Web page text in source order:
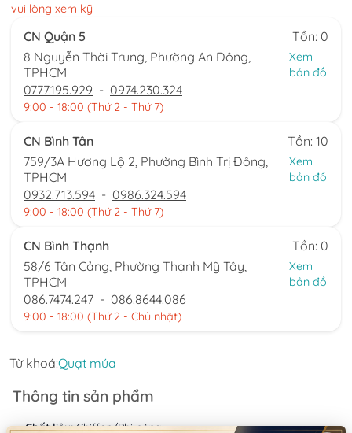
vui lòng xem kỹ
CN Quận 5
Tồn: 0
8 Nguyễn Thời Trung, Phường An Đông,
TPHCM
Xem
bản đồ
0777.195.929 - 0974.230.324
9:00 - 18:00 (Thứ 2 - Thứ 7)
CN Bình Tân
Tồn: 10
759/3A Hương Lộ 2, Phường Bình Trị Đông,
TPHCM
Xem
bản đồ
0932.713.594 - 0986.324.594
9:00 - 18:00 (Thứ 2 - Thứ 7)
CN Bình Thạnh
Tồn: 0
58/6 Tân Cảng, Phường Thạnh Mỹ Tây,
TPHCM
Xem
bản đồ
086.7474.247 - 086.8644.086
9:00 - 18:00 (Thứ 2 - Chủ nhật)
Từ khoá:Quạt múa
Thông tin sản phẩm
Chất liệu:Chiffon/Phi bóng